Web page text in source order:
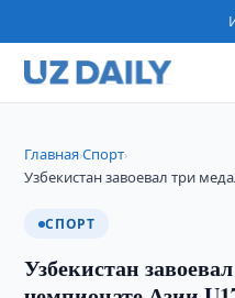
Главная›Спорт›
Узбекистан завоевал три
СПОРТ
Узбекистан